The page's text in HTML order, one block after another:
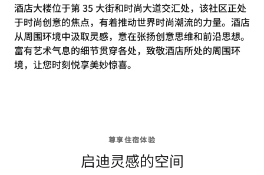
酒店大楼位于第 35 大街和时尚大道交汇处，该社区正处
于时尚创意的焦点，有着推动世界时尚潮流的力量。酒店
从周围环境中汲取灵感，意在张扬创意思维和前沿思想。
富有艺术气息的细节贯穿各处，致敬酒店所处的周围环
境，让您时刻悦享美妙惊喜。
尊享住宿体验
启迪灵感的空间